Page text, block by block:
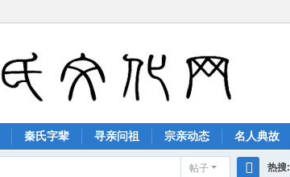
秦氏字辈 寻亲问祖 宗亲动态 名人典故
帖子 热搜: